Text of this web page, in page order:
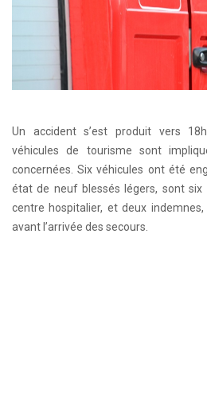
Un accident s’est produit vers
véhicules de tourisme sont
concernées. Six véhicules ont été
état de neuf blessés légers, sont
centre hospitalier, et deux
avant l’arrivée des secours.